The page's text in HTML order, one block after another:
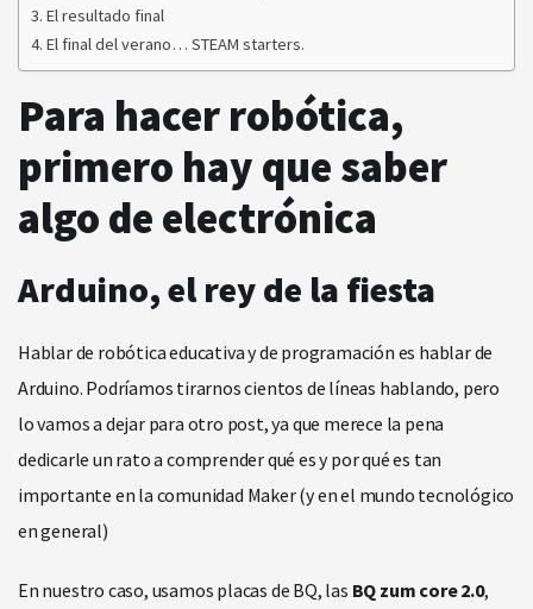
El resultado final
El final del verano… STEAM starters.
Para hacer robótica,
primero hay que saber
algo de electrónica
Arduino, el rey de la fiesta
Hablar de robótica educativa y de programación es hablar de
Arduino. Podríamos tirarnos cientos de líneas hablando, pero
lo vamos a dejar para otro post, ya que merece la pena
dedicarle un rato a comprender qué es y por qué es tan
importante en la comunidad Maker (y en el mundo tecnológico
en general)
En nuestro caso, usamos placas de BQ, las BQ zum core 2.0,